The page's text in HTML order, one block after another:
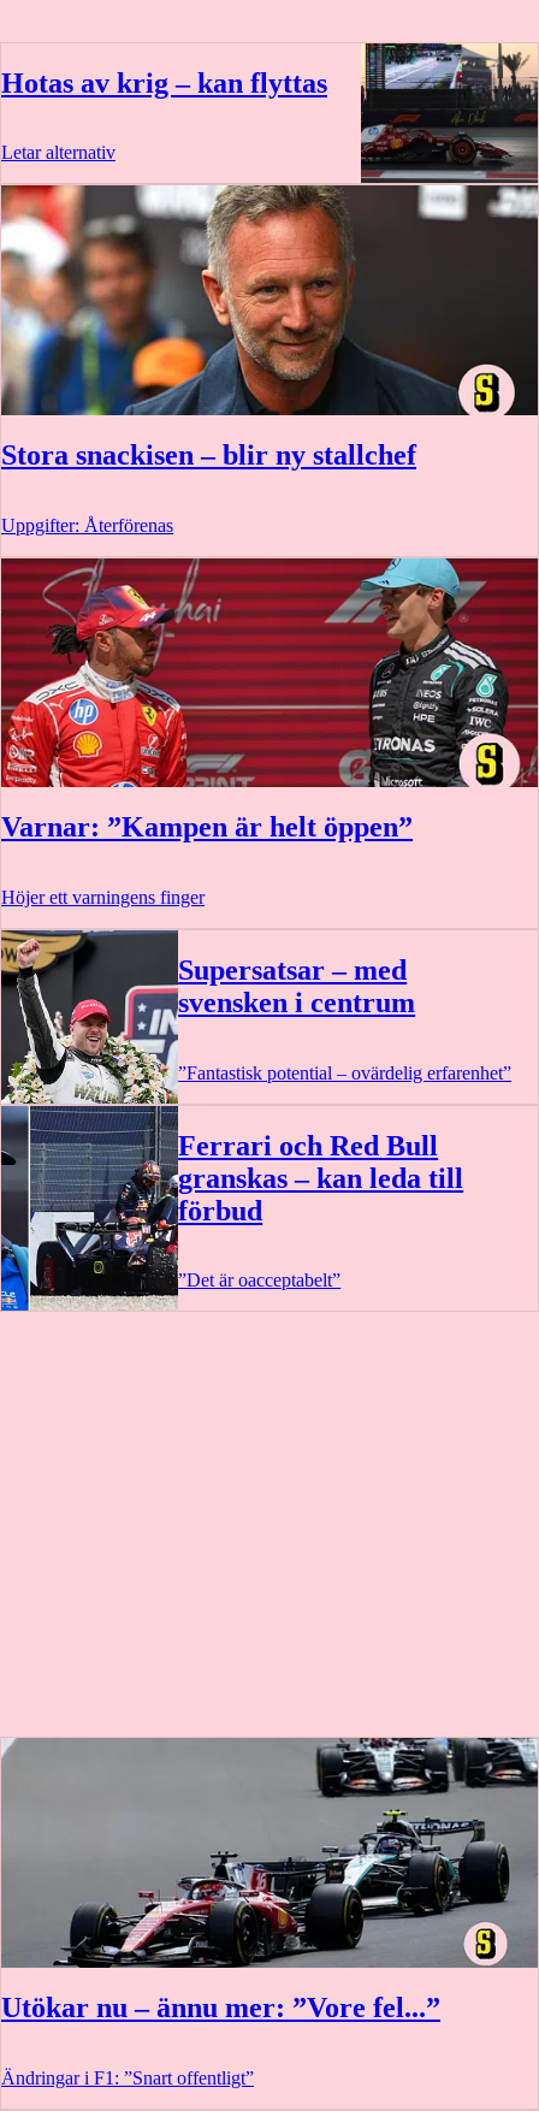
Hotas av krig – kan flyttas
Letar alternativ
Stora snackisen – blir ny stallchef
Uppgifter: Återförenas
Varnar: ”Kampen är helt öppen”
Höjer ett varningens finger
Supersatsar – med
svensken i centrum
”Fantastisk potential – ovärdelig erfarenhet”
Ferrari och Red Bull
granskas – kan leda till
förbud
”Det är oacceptabelt”
Utökar nu – ännu mer: ”Vore fel...”
Ändringar i F1: ”Snart offentligt”